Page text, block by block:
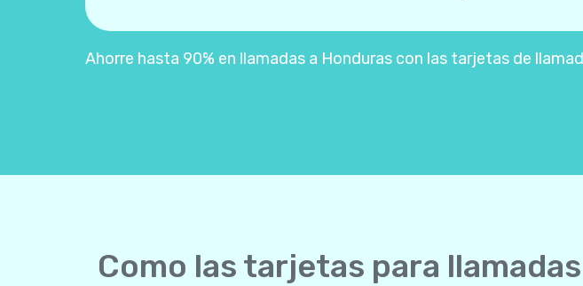
Ahorre hasta 90% en llamadas a Honduras con las tarjetas de
Como las tarjetas para